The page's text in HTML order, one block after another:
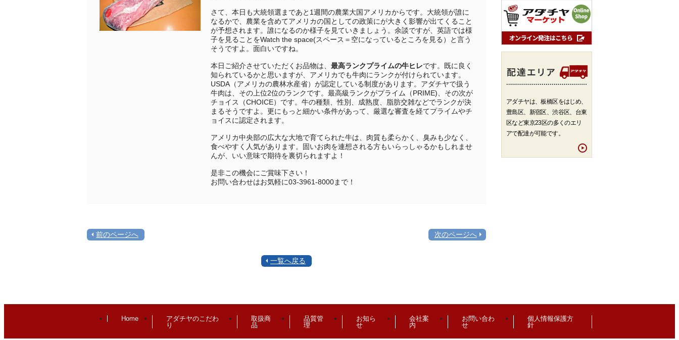
さて、本日も大統領選まであと1週間の農業大国アメリカからです。大統領が誰に
なるかで、農業を含めてアメリカの国としての政策にが大きく影響が出てくること
が予想されます。誰になるのか様子を見ていきましょう。余談ですが、英語では様
子を見ることをWatch the space(スペース＝空になっているところを見る）と言う
そうですよ。面白いですね。
本日ご紹介させていただくお品物は、 最高ランクプライムの牛ヒレです。既に良く
知られているかと思いますが、アメリカでも牛肉にランクが付けられています。
USDA（アメリカの農林水産省）が認定している制度があります。アダチヤで扱う
牛肉は、その上位2位のランクです。最高級ランクがプライム（PRIME)、その次が
チョイス（CHOICE）です。牛の種類、性別、成熟度、脂肪交雑などでランクが決
まるそうですよ。更にもっと細かい条件があって、厳選な審査を経てプライムやチ
ョイスに認定されます。
アメリカ中央部の広大な大地で育てられた牛は、肉質も柔らかく、臭みも少なく、
食べやすく人気があります。固いお肉を連想される方もいらっしゃるかもしれませ
んが、いい意味で期待を裏切られますよ！
是非この機会にご賞味下さい！
お問い合わせはお気軽に03-3961-8000まで！
前のページへ 次のページへ
一覧へ戻る
アダチヤは、板橋区をはじめ、
豊島区、新宿区、渋谷区、台東
区など東京23区の多くのエリ
アで配達が可能です。
Home
アダチヤのこだわ
り
取扱商
品
品質管
理
お知ら
せ
会社案
内
お問い合わ
せ
個人情報保護方
針